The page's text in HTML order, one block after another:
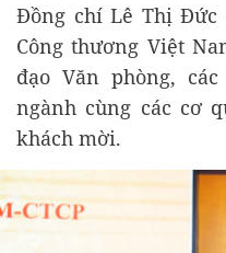
Đồng chí Lê Thị Đức
Công thương Việt
đạo Văn phòng,
ngành cùng các cơ
khách mời.